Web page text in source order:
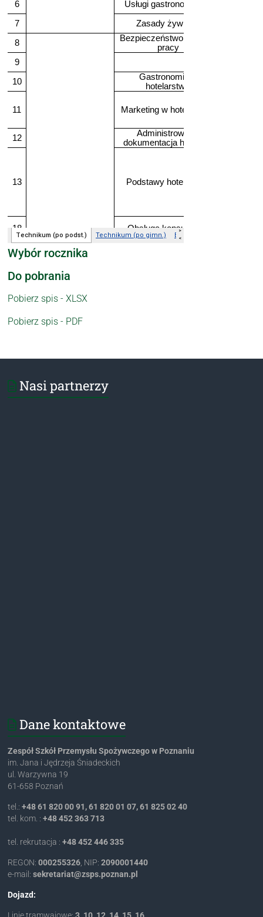
Wybór rocznika
Do pobrania
Pobierz spis - XLSX
Pobierz spis - PDF
Nasi partnerzy
Dane kontaktowe
Zespół Szkół Przemysłu Spożywczego w Poznaniu
im. Jana i Jędrzeja Śniadeckich
ul. Warzywna 19
61-658 Poznań
tel.:+48 61 820 00 91, 61 820 01 07, 61 825 02 40
tel. kom. :+48 452 363 713
tel. rekrutacja :+48 452 446 335
REGON:000255326 , NIP:2090001440
e-mail:lp.nanzop.spsz@tairaterkes
Dojazd:
Linie tramwajowe:3 10 12 14 15 16